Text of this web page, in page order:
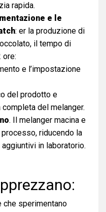
rapida.
e le
: er la produzione di
il tempo di
ore:
e l’impostazione
del prodotto e
completa del melanger.
. Il melanger macina e
riducendo la
in laboratorio.
sperimentano